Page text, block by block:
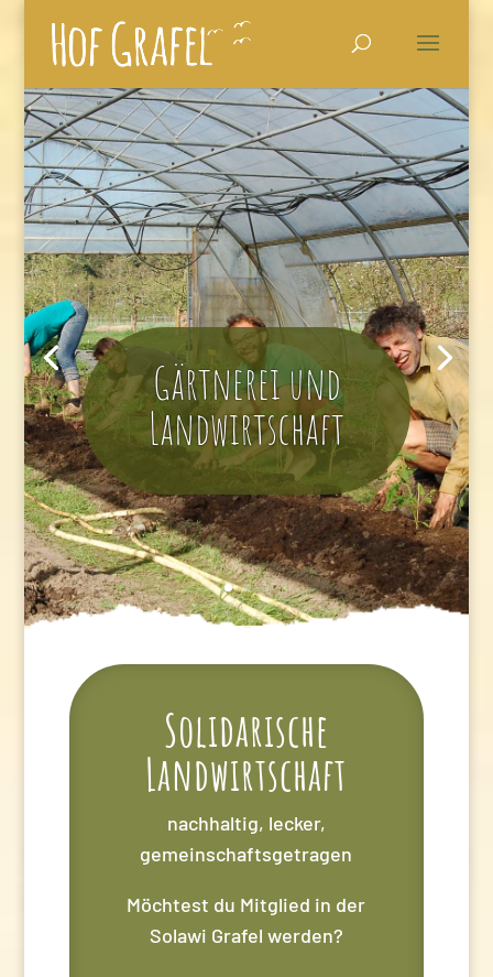
Gärtnerei und
Landwirtschaft
Solidarische
Landwirtschaft
nachhaltig, lecker,
gemeinschaftsgetragen
Möchtest du Mitglied in der
Solawi Grafel werden?